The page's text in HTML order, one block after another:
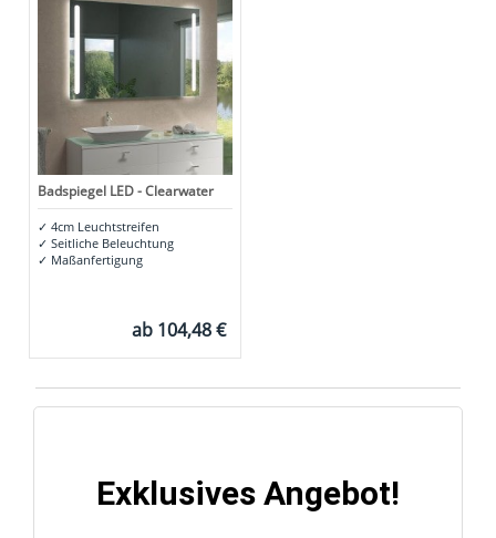
Badspiegel LED - Clearwater
✓ 4cm Leuchtstreifen
✓ Seitliche Beleuchtung
✓ Maßanfertigung
ab 104,48 €
Exklusives Angebot!